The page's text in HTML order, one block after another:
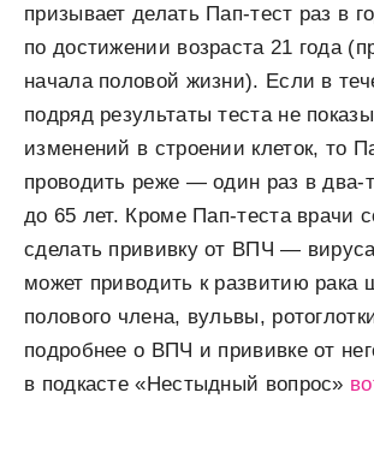
призывает делать Пап-тест раз в
по достижении возраста 21 года
начала половой жизни). Если в
подряд результаты теста не
изменений в строении клеток, то
проводить реже — один раз в два-
до 65 лет. Кроме Пап-теста врачи
сделать прививку от ВПЧ —
может приводить к развитию рака
полового члена, вульвы,
подробнее о ВПЧ и прививке от
в подкасте «Нестыдный вопрос»